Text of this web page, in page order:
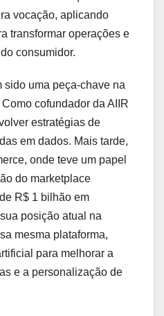
vocação, aplicando
transformar operações e
consumidor.
sido uma peça-chave na
cofundador da AIIR
estratégias de
em dados. Mais tarde,
onde teve um papel
do marketplace
R$ 1 bilhão em
posição atual na
mesma plataforma,
para melhorar a
e a personalização de